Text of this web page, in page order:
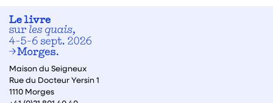
Maison du Seigneux
Rue du Docteur Yersin 1
1110 Morges